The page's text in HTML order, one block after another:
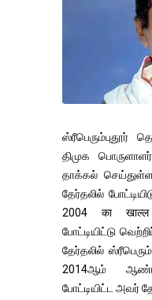
ஸ்ரீபெரும்புதூர்
திமுக
தாக்கல்
தேர்தலில்
2004 का
போட்டியிட்டு
தேர்தலில்
2014ஆம்
போட்டியிட்ட அவர்